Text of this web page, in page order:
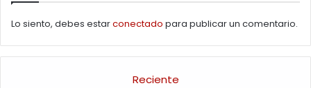
Lo siento, debes estarconectado para publicar un comentario.
Reciente